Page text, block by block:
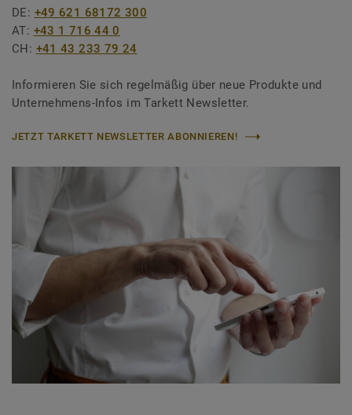
DE: +49 621 68172 300
AT: +43 1 716 44 0
CH: +41 43 233 79 24
Informieren Sie sich regelmäßig über neue Produkte und
Unternehmens-Infos im Tarkett Newsletter.
JETZT TARKETT NEWSLETTER ABONNIEREN!